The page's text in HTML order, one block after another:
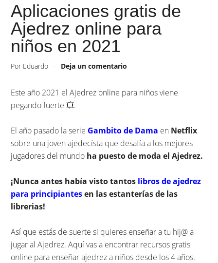
Aplicaciones gratis de
Ajedrez online para
niños en 2021
Por Eduardo Deja un comentario
Este año 2021 el Ajedrez online para niños viene
pegando fuerte 💥.
El año pasado la serie Gambito de Dama en Netflix
sobre una joven ajedecísta que desafía a los mejores
jugadores del mundo ha puesto de moda el Ajedrez.
¡Nunca antes había visto tantos libros de ajedrez
para principiantesen las estanterías de las
librerias!
Así que estás de suerte si quieres enseñar a tu hij@ a
jugar al Ajedrez. Aquí vas a encontrar recursos gratis
online para enseñar ajedrez a niños desde los 4 años.